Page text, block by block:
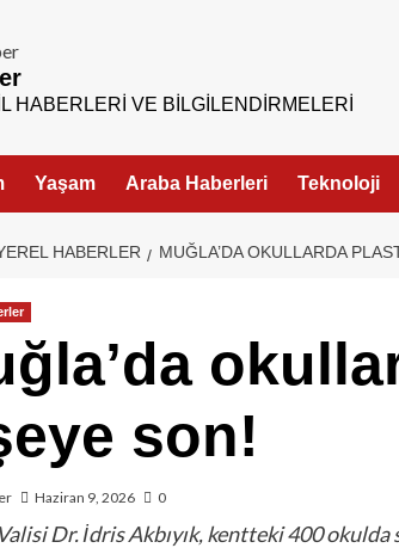
HABERLERI VE BILGILENDIRMELERI
Yaşam Araba Haberleri Teknoloji
HABERLER MUĞLA’DA OKULLARDA
son!
Haziran 9, 2026 0
Dr. İdris Akbıyık, kentteki 400 okulda